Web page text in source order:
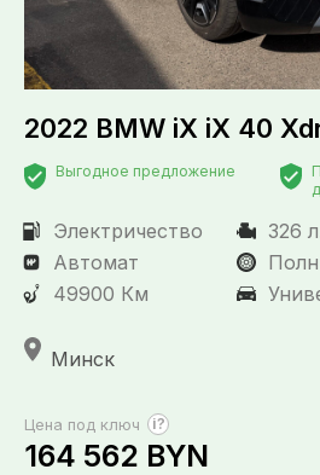
2022 BMW iX iX 40
Выгодное предложение
Электричество
326
Автомат
49900 Км
Минск
Цена под ключ ?
164 562 BYN